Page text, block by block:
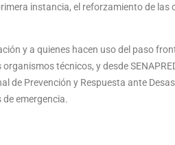
instancia, el reforzamiento de las
y a quienes hacen uso del paso
técnicos, y desde
de Prevención y Respuesta ante
emergencia.